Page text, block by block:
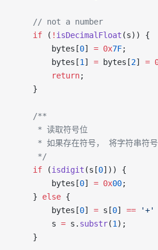
    // not a number
    if
( ! isDecimalFloat (s)) {
        bytes[
0] = 0x7F;
        bytes[
1 ] = bytes[2] =
        return
;
    }
    /**
     * 读取符号位
* 如果存在符号， 将字符串符
     */
    if
(isdigit (s[0])) {
        bytes[
0] = 0x00;
    }
else {
        bytes[
0] = s[0] == '+'
        s
= s. substr(1 );
    }